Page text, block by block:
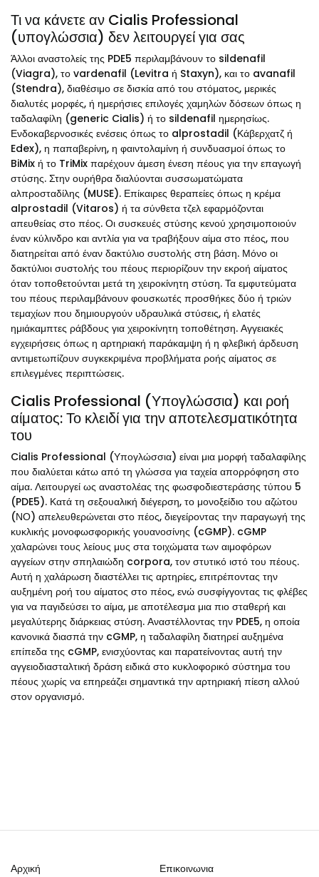
Τι να κάνετε αν Cialis Professional
(υπογλώσσια) δεν λειτουργεί για σας
Άλλοι αναστολείς της PDE5 περιλαμβάνουν το sildenafil
(Viagra), το vardenafil (Levitra ή Staxyn), και το avanafil
(Stendra), διαθέσιμο σε δισκία από του στόματος, μερικές
διαλυτές μορφές, ή ημερήσιες επιλογές χαμηλών δόσεων όπως η
ταδαλαφίλη (generic Cialis) ή το sildenafil ημερησίως.
Ενδοκαβερνοσικές ενέσεις όπως το alprostadil (Κάβερχατζ ή
Edex), η παπαβερίνη, η φαιντολαμίνη ή συνδυασμοί όπως το
BiMix ή το TriMix παρέχουν άμεση ένεση πέους για την επαγωγή
στύσης. Στην ουρήθρα διαλύονται συσσωματώματα
αλπροσταδίλης (MUSE). Επίκαιρες θεραπείες όπως η κρέμα
alprostadil (Vitaros) ή τα σύνθετα τζελ εφαρμόζονται
απευθείας στο πέος. Οι συσκευές στύσης κενού χρησιμοποιούν
έναν κύλινδρο και αντλία για να τραβήξουν αίμα στο πέος, που
διατηρείται από έναν δακτύλιο συστολής στη βάση. Μόνο οι
δακτύλιοι συστολής του πέους περιορίζουν την εκροή αίματος
όταν τοποθετούνται μετά τη χειροκίνητη στύση. Τα εμφυτεύματα
του πέους περιλαμβάνουν φουσκωτές προσθήκες δύο ή τριών
τεμαχίων που δημιουργούν υδραυλικά στύσεις, ή ελατές
ημιάκαμπτες ράβδους για χειροκίνητη τοποθέτηση. Αγγειακές
εγχειρήσεις όπως η αρτηριακή παράκαμψη ή η φλεβική άρδευση
αντιμετωπίζουν συγκεκριμένα προβλήματα ροής αίματος σε
επιλεγμένες περιπτώσεις.
Cialis Professional (Υπογλώσσια) και ροή
αίματος: Το κλειδί για την αποτελεσματικότητα
του
Cialis Professional (Υπογλώσσια) είναι μια μορφή ταδαλαφίλης
που διαλύεται κάτω από τη γλώσσα για ταχεία απορρόφηση στο
αίμα. Λειτουργεί ως αναστολέας της φωσφοδιεστεράσης τύπου 5
(PDE5). Κατά τη σεξουαλική διέγερση, το μονοξείδιο του αζώτου
(ΝΟ) απελευθερώνεται στο πέος, διεγείροντας την παραγωγή της
κυκλικής μονοφωσφορικής γουανοσίνης (cGMP). cGMP
χαλαρώνει τους λείους μυς στα τοιχώματα των αιμοφόρων
αγγείων στην σπηλαιώδη corpora, τον στυτικό ιστό του πέους.
Αυτή η χαλάρωση διαστέλλει τις αρτηρίες, επιτρέποντας την
αυξημένη ροή του αίματος στο πέος, ενώ συσφίγγοντας τις φλέβες
για να παγιδεύσει το αίμα, με αποτέλεσμα μια πιο σταθερή και
μεγαλύτερης διάρκειας στύση. Αναστέλλοντας την PDE5, η οποία
κανονικά διασπά την cGMP, η ταδαλαφίλη διατηρεί αυξημένα
επίπεδα της cGMP, ενισχύοντας και παρατείνοντας αυτή την
αγγειοδιασταλτική δράση ειδικά στο κυκλοφορικό σύστημα του
πέους χωρίς να επηρεάζει σημαντικά την αρτηριακή πίεση αλλού
στον οργανισμό.
Αρχική Επικοινωνια